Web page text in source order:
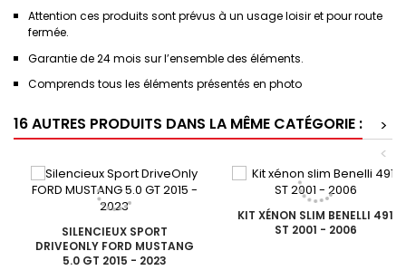
Attention ces produits sont prévus à un usage loisir et pour route
fermée.
Garantie de 24 mois sur l’ensemble des éléments.
Comprends tous les éléments présentés en photo
16 AUTRES PRODUITS DANS LA MÊME CATÉGORIE :
>
<
SILENCIEUX SPORT
DRIVEONLY FORD MUSTANG
5.0 GT 2015 - 2023
KIT XÉNON SLIM BENELLI 491
ST 2001 - 2006